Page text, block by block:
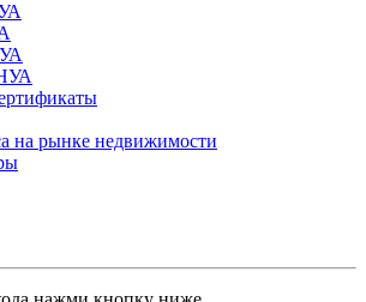
на рынке недвижимости